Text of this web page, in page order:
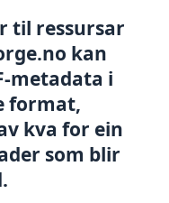
til ressursar
kan
metadata i
format,
kva for ein
som blir